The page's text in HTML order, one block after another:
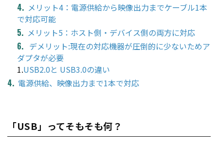
メリット4：電源供給から映像出力までケーブル1本
で対応可能
メリット5：ホスト側・デバイス側の両方に対応
デメリット:現在の対応機器が圧倒的に少ないためア
ダプタが必要
1.USB2.0と USB3.0の違い
電源供給、映像出力まで1本で対応
「USB」ってそもそも何？